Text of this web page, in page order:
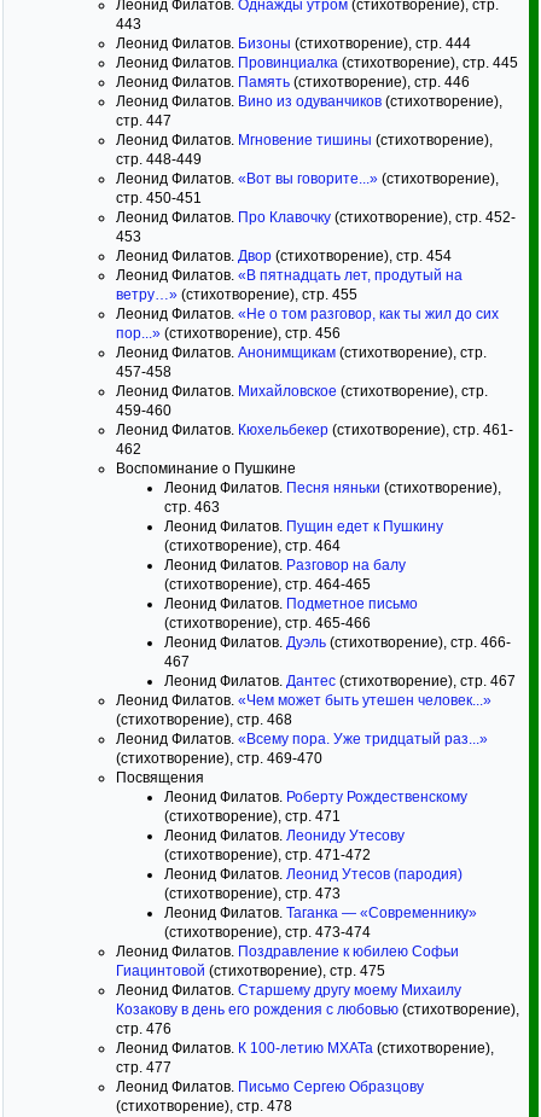
Леонид Филатов. Однажды утром (стихотворение), стр.
443
Леонид Филатов. Бизоны (стихотворение), стр. 444
Леонид Филатов. Провинциалка (стихотворение), стр. 445
Леонид Филатов. Память (стихотворение), стр. 446
Леонид Филатов. Вино из одуванчиков (стихотворение),
стр. 447
Леонид Филатов. Мгновение тишины (стихотворение),
стр. 448-449
Леонид Филатов. «Вот вы говорите...» (стихотворение),
стр. 450-451
Леонид Филатов. Про Клавочку (стихотворение), стр. 452-
453
Леонид Филатов. Двор (стихотворение), стр. 454
Леонид Филатов. «В пятнадцать лет, продутый на
ветру…» (стихотворение), стр. 455
Леонид Филатов. «Не о том разговор, как ты жил до сих
пор...» (стихотворение), стр. 456
Леонид Филатов. Анонимщикам (стихотворение), стр.
457-458
Леонид Филатов. Михайловское (стихотворение), стр.
459-460
Леонид Филатов. Кюхельбекер (стихотворение), стр. 461-
462
Воспоминание о Пушкине
Леонид Филатов. Песня няньки (стихотворение),
стр. 463
Леонид Филатов. Пущин едет к Пушкину
(стихотворение), стр. 464
Леонид Филатов. Разговор на балу
(стихотворение), стр. 464-465
Леонид Филатов. Подметное письмо
(стихотворение), стр. 465-466
Леонид Филатов. Дуэль (стихотворение), стр. 466-
467
Леонид Филатов. Дантес (стихотворение), стр. 467
Леонид Филатов. «Чем может быть утешен человек...»
(стихотворение), стр. 468
Леонид Филатов. «Всему пора. Уже тридцатый раз...»
(стихотворение), стр. 469-470
Посвящения
Леонид Филатов. Роберту Рождественскому
(стихотворение), стр. 471
Леонид Филатов. Леониду Утесову
(стихотворение), стр. 471-472
Леонид Филатов. Леонид Утесов (пародия)
(стихотворение), стр. 473
Леонид Филатов. Таганка — «Современнику»
(стихотворение), стр. 473-474
Леонид Филатов. Поздравление к юбилею Софьи
Гиацинтовой (стихотворение), стр. 475
Леонид Филатов. Старшему другу моему Михаилу
Козакову в день его рождения с любовью (стихотворение),
стр. 476
Леонид Филатов. К 100-летию МХАТа (стихотворение),
стр. 477
Леонид Филатов. Письмо Сергею Образцову
(стихотворение), стр. 478